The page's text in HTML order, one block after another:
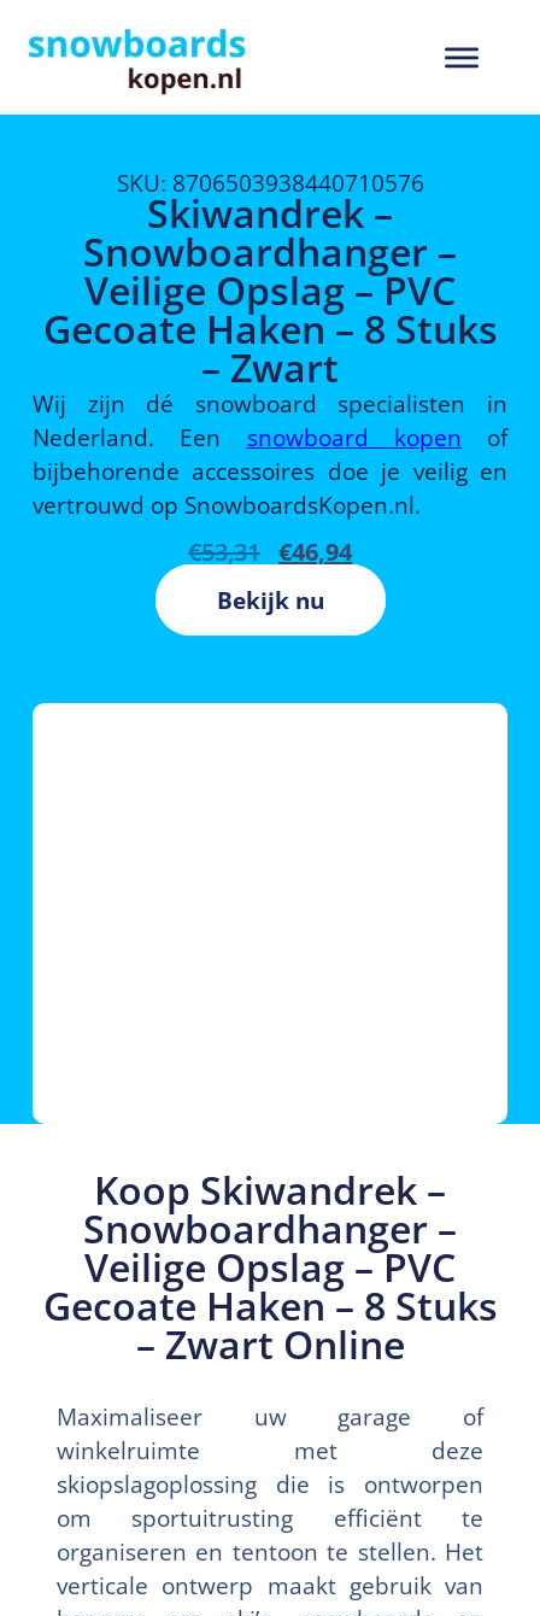
SKU: 8706503938440710576
Skiwandrek –
Snowboardhanger –
Veilige Opslag – PVC
Gecoate Haken – 8 Stuks
– Zwart
Wij zijn dé snowboard specialisten in
Nederland. Een snowboard kopen of
bijbehorende accessoires doe je veilig en
vertrouwd op SnowboardsKopen.nl.
€53,31 €46,94
Bekijk nu
Koop Skiwandrek –
Snowboardhanger –
Veilige Opslag – PVC
Gecoate Haken – 8 Stuks
– Zwart Online
Maximaliseer uw garage of
winkelruimte met deze
skiopslagoplossing die is ontworpen
om sportuitrusting efficiënt te
organiseren en tentoon te stellen. Het
verticale ontwerp maakt gebruik van